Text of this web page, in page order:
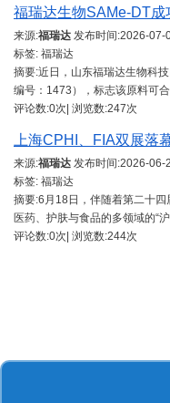
福瑞达生物SAMe-DT
来源:福瑞达 发布时间:2026-07-
标签: 福瑞达
摘要:近日，山东福瑞达生物科
编号：1473），标志该原料可
评论数:0次| 浏览数:247次
上海CPHI、FIA双展落
来源:福瑞达 发布时间:2026-06-
标签: 福瑞达
摘要:6月18日，伴随着第二十
医药、护肤与食品的多领域的“
评论数:0次| 浏览数:244次